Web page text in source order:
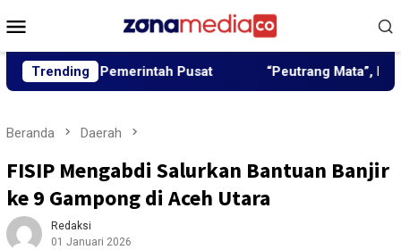
ke
Mobile
Trending
Pemerintah Pusat “Peutrang Mata”, BRA Aceh
Beranda Daerah
FISIP Mengabdi Salurkan Bantuan Banjir
ke 9 Gampong di Aceh Utara
Redaksi
01 Januari 2026